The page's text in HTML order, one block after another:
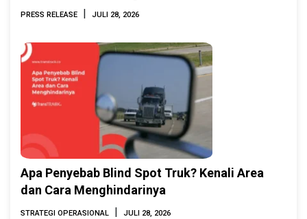
INAMARINE 2026
PRESS RELEASE JULI 28, 2026
Apa Penyebab Blind Spot Truk? Kenali Area
dan Cara Menghindarinya
STRATEGI OPERASIONAL JULI 28, 2026